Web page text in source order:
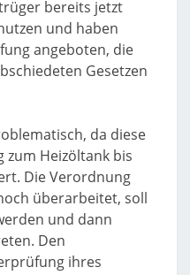
bereits jetzt
und haben
angeboten, die
Gesetzen
da diese
zum Heizöltank bis
Die Verordnung
überarbeitet, soll
und dann
Den
ihres